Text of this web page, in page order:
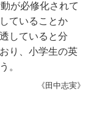
が必修化されて
ていることか
していると分
り、小学生の英
。
《田中志実》